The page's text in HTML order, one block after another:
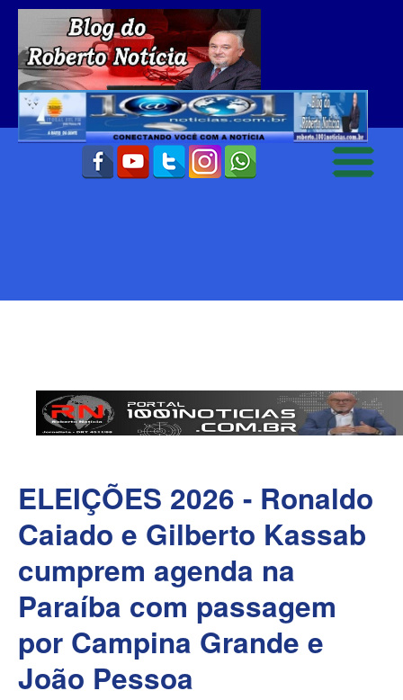
ELEIÇÕES 2026 - Ronaldo
Caiado e Gilberto Kassab
cumprem agenda na
Paraíba com passagem
por Campina Grande e
João Pessoa